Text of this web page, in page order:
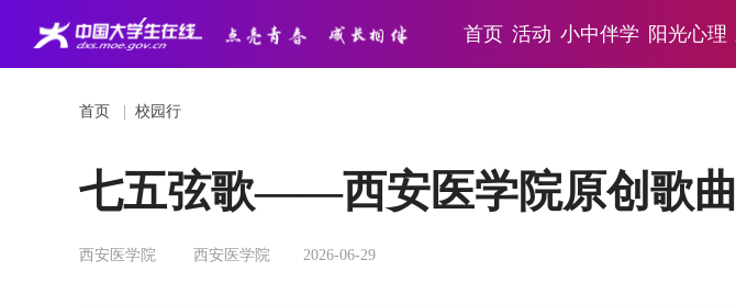
首页 活动 小中伴学 阳光心理
首页 校园行
七五弦歌——西安医学院原创歌曲
西安医学院 西安医学院 2026-06-29